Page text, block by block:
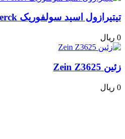
تیتیرازول اسید سولفوریک Sulfuric acid merck...
0 ریال
زئین Zein Z3625
0 ریال